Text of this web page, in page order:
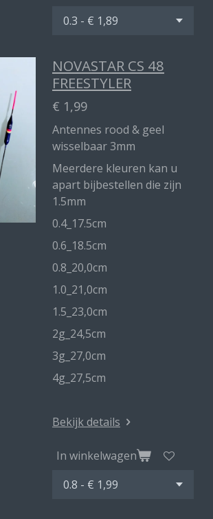
NOVASTAR CS 48
FREESTYLER
€ 1,99
Antennes rood & geel
wisselbaar 3mm
Meerdere kleuren kan u
apart bijbestellen die zijn
1.5mm
0.4_17.5cm
0.6_18.5cm
0.8_20,0cm
1.0_21,0cm
1.5_23,0cm
2g_24,5cm
3g_27,0cm
4g_27,5cm
Bekijk details
In winkelwagen